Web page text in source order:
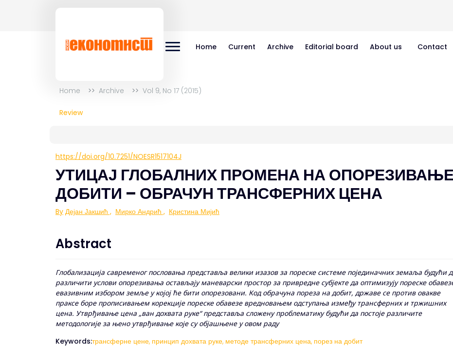
Home Current Archive Editorial board About us Contact
Home Archive Vol 9, No 17 (2015)
Review
https://doi.org/10.7251/NOESR1517104J
УТИЦАЈ ГЛОБАЛНИХ ПРОМЕНА НА
ДОБИТИ – ОБРАЧУН ТРАНСФЕРНИХ ЦЕНА
By Дејан Јакшић , Мирко Андрић , Кристина Мијић
Abstract
Глобализација савременог пословања представља велики изазов за пореске системе појединачних земаља будући
различити услови опорезивања остављају маневарски простор за привредне субјекте да оптимизују пореске
евазивним избором земље у којој ће бити опорезовани. Код обрачуна пореза на добит, државе се против овакве
праксе боре прописивањем корекције пореске обавезе вредновањем одступања између трансферних и тржишних
цена. Утврђивање цена „ван дохвата руке“ представља сложену проблематику будући да постоје различите
методологије за њено утврђивање које су објашњене у овом раду
Keywords:трансферне цене, принцип дохвата руке, методе трансферних цена, порез на добит